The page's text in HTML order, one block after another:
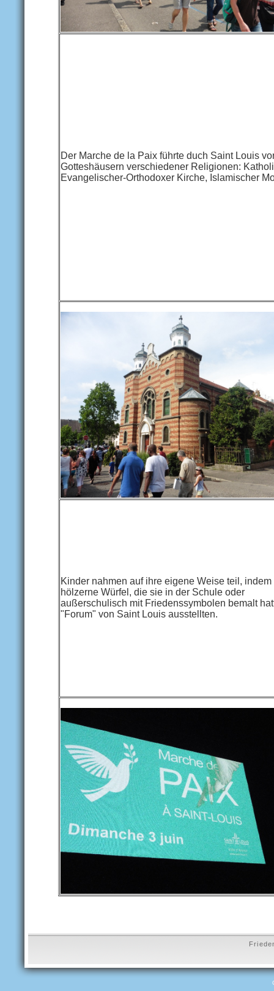
Der Marche de la Paix führte duch Saint Louis
Gotteshäusern verschiedener Religionen:
Evangelischer-Orthodoxer Kirche, Islamischer
Kinder nahmen auf ihre eigene Weise teil,
hölzerne Würfel, die sie in der Schule oder
außerschulisch mit Friedenssymbolen bemalt
"Forum" von Saint Louis ausstellten.